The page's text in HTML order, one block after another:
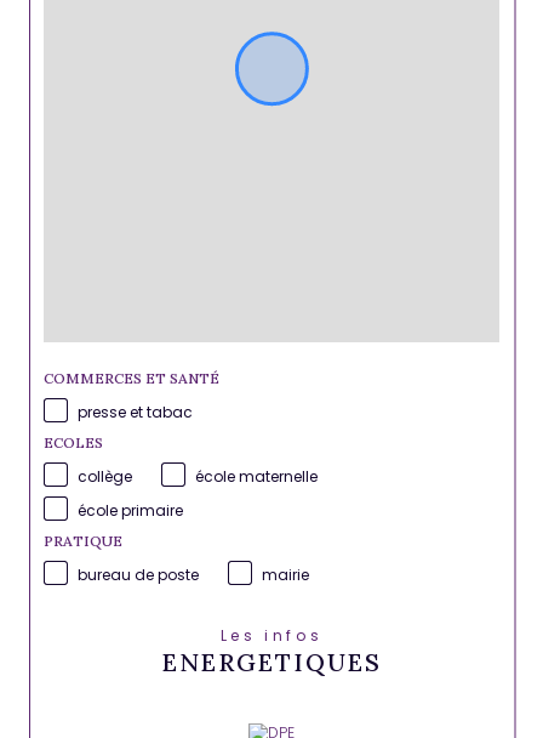
COMMERCES ET SANTÉ
presse et tabac
ECOLES
collège
école maternelle
école primaire
PRATIQUE
bureau de poste mairie
Les infos
ENERGETIQUES